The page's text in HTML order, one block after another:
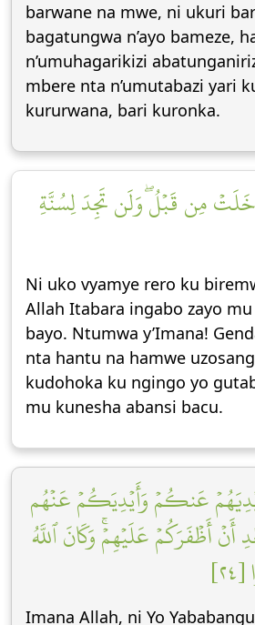
barwane na mwe, ni ukuri
bagatungwa n’ayo bameze,
n’umuhagarikizi
mbere nta n’umutabazi yari
kururwana, bari kuronka.
خَلَتۡ مِن قَبۡلُۖ وَلَن تَجِدَ لِسُنَّةِ
Ni uko vyamye rero ku
Allah Itabara ingabo zayo
bayo. Ntumwa y’Imana!
nta hantu na hamwe
kudohoka ku ngingo yo
mu kunesha abansi bacu.
عَنكُمۡ وَأَيۡدِيَكُمۡ عَنۡهُم
أَظۡفَرَكُمۡ عَلَيۡهِمۡۚ وَكَانَ ٱللَّهُ
Imana Allah, ni Yo